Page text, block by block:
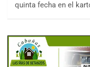
quinta fecha en el